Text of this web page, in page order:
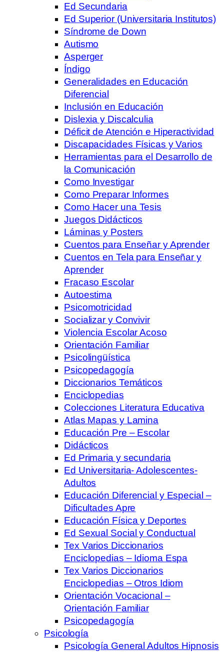
Ed Secundaria
Ed Superior (Universitaria Institutos)
Síndrome de Down
Autismo
Asperger
Índigo
Generalidades en Educación
Diferencial
Inclusión en Educación
Dislexia y Discalculia
Déficit de Atención e Hiperactividad
Discapacidades Físicas y Varios
Herramientas para el Desarrollo de
la Comunicación
Como Investigar
Como Preparar Informes
Como Hacer una Tesis
Juegos Didácticos
Láminas y Posters
Cuentos para Enseñar y Aprender
Cuentos en Tela para Enseñar y
Aprender
Fracaso Escolar
Autoestima
Psicomotricidad
Socializar y Convivir
Violencia Escolar Acoso
Orientación Familiar
Psicolingüística
Psicopedagogía
Diccionarios Temáticos
Enciclopedias
Colecciones Literatura Educativa
Atlas Mapas y Lamina
Educación Pre – Escolar
Didácticos
Ed Primaria y secundaria
Ed Universitaria- Adolescentes-
Adultos
Educación Diferencial y Especial –
Dificultades Apre
Educación Física y Deportes
Ed Sexual Social y Conductual
Tex Varios Diccionarios
Enciclopedias – Idioma Espa
Tex Varios Diccionarios
Enciclopedias – Otros Idiom
Orientación Vocacional –
Orientación Familiar
Psicopedagogía
Psicología
Psicología General Adultos Hipnosis